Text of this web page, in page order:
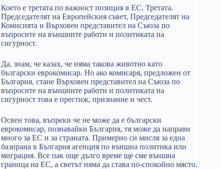
Което е третата по важност позиция в ЕС. Третата.
Председателят на Европейския съвет, Председателят на
Комисията и Върховен представител на Съюза по
въпросите на външните работи и политиката на
сигурност.
Да, знам, че казах, че няма такова животно като
български еврокомисар. Но ако комисаря, предложен от
България, стане Върховен представител на Съюза по
въпросите на външните работи и политиката на
сигурност това е престиж, признание и чест.
Освен това, въпреки че не може да е български
еврокомисар, познавайки България, тя може да направи
много за ЕС и за страната. Примерно си мисля за една
базирана в България агенция по външна политика или
миграция. Все пак още дълго време ще сме външна
граница на ЕС, а светът няма да става по-спокойно място.